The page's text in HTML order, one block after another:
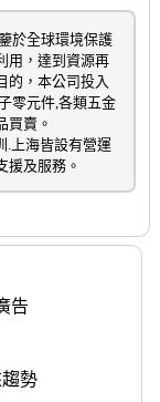
於全球環境保護
用，達到資源再
的，本公司投入
零元件,各類五金
買賣 。
.上海皆設有營運
援及服務。
告
勢